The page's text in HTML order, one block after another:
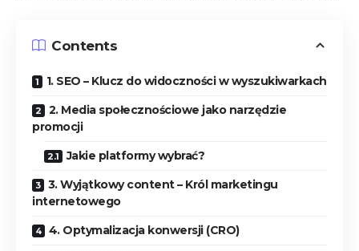
Contents
1. SEO – Klucz do widoczności w wyszukiwarkach
2. Media społecznościowe jako narzędzie
promocji
Jakie platformy wybrać?
3. Wyjątkowy content – Król marketingu
internetowego
4. Optymalizacja konwersji (CRO)